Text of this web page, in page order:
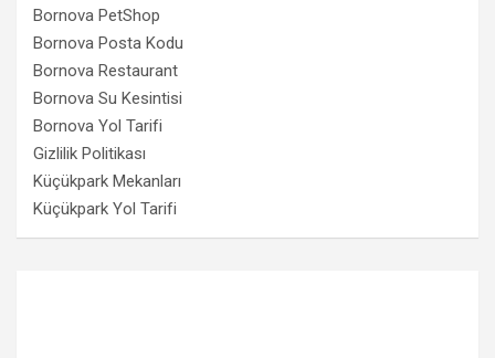
Bornova PetShop
Bornova Posta Kodu
Bornova Restaurant
Bornova Su Kesintisi
Bornova Yol Tarifi
Gizlilik Politikası
Küçükpark Mekanları
Küçükpark Yol Tarifi